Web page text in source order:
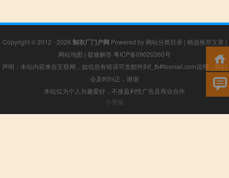
Copyright © 2012 - 2026 制衣厂门户网 Powered by 网站分类目录 | 精选推荐文章 |
网站地图 | 疑难解答 粤ICP备09020360号
声明：本站内容来自互联网，如信息有错误可发邮件到f_fb#foxmail.com说明，我们
会及时纠正，谢谢
本站仅为个人兴趣爱好，不接盈利性广告及商业合作
小男孩